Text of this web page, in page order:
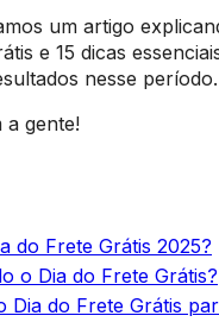
um artigo
e 15 dicas
nesse período.
a gente!
do Frete Grátis 2025?
o Dia do Frete Grátis?
Dia do Frete Grátis